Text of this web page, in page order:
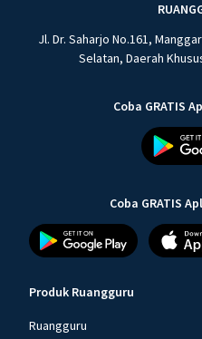
Jl. Dr. Saharjo No.161,
Selatan, Daerah
Coba GRATIS
Coba GRATIS
Produk Ruangguru
Ruangguru